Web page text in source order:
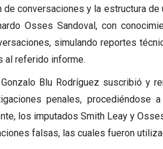
de conversaciones y la estructura
Osses Sandoval, con
simulando reportes
al referido informe.
Gonzalo Blu Rodríguez suscribió y
penales,
los imputados Smith Leay y
falsas, las cuales fueron